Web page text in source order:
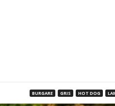
BURGARE GRIS HOT DOG